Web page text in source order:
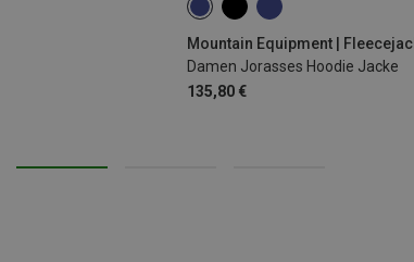
Mountain Equipment |
Damen Jorasses Hoodie Jacke
135,80 €
XS S M